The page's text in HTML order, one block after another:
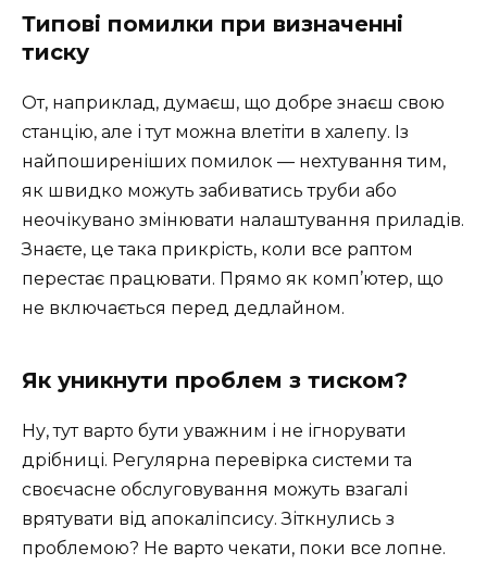
Типові помилки при визначенні
тиску
От, наприклад, думаєш, що добре знаєш свою
станцію, але і тут можна влетіти в халепу. Із
найпоширеніших помилок — нехтування тим,
як швидко можуть забиватись труби або
неочікувано змінювати налаштування приладів.
Знаєте, це така прикрість, коли все раптом
перестає працювати. Прямо як комп’ютер, що
не включається перед дедлайном.
Як уникнути проблем з тиском?
Ну, тут варто бути уважним і не ігнорувати
дрібниці. Регулярна перевірка системи та
своєчасне обслуговування можуть взагалі
врятувати від апокаліпсису. Зіткнулись з
проблемою? Не варто чекати, поки все лопне.